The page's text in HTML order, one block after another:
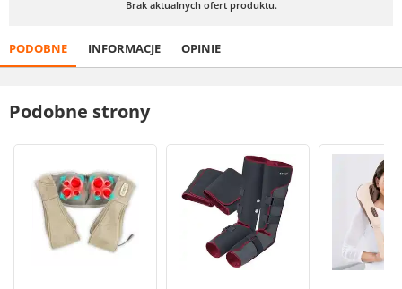
Brak aktualnych ofert produktu.
PODOBNE INFORMACJE OPINIE
Podobne strony